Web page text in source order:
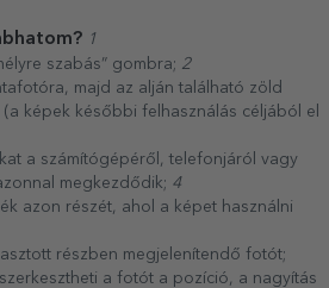
1
szabás” gombra; 2
majd az alján található zöld
képek későbbi felhasználás céljából el
a számítógépéről, telefonjáról vagy
megkezdődik; 4
azon részét, ahol a képet használni
részben megjelenítendő fotót;
a fotót a pozíció, a nagyítás